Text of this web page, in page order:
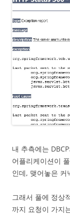
내 추측에는
어플리케이션이
인데, 맺어놓은 커
그래서 풀에 정상
까지 요청이 가지